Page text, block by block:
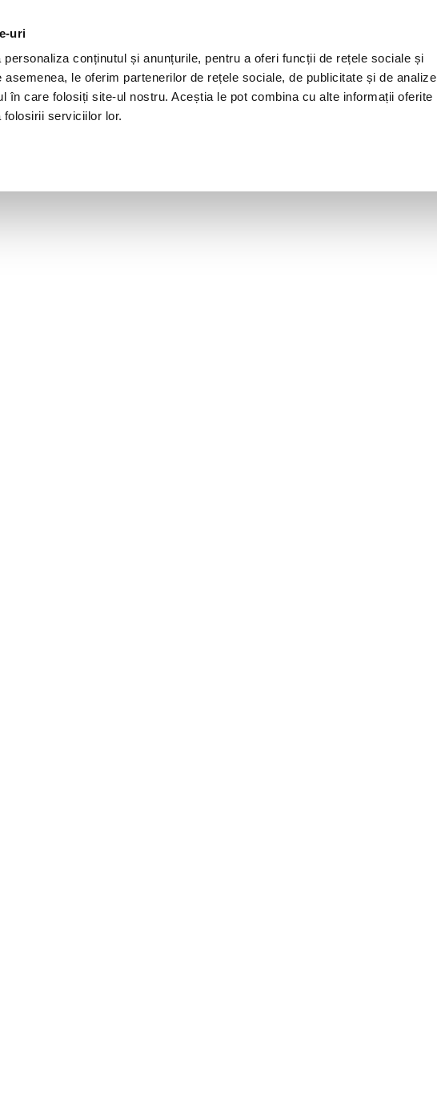
uri
conținutul și anunțurile, pentru a oferi funcții de rețele sociale și
asemenea, le oferim partenerilor de rețele sociale, de publicitate și de analize
în care folosiți site-ul nostru. Aceștia le pot combina cu alte informații oferite
serviciilor lor.